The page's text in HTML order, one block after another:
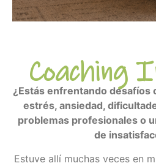
Coaching
¿Estás enfrentando desafíos
estrés, ansiedad,
problemas profesionales o
de
Estuve allí muchas veces en